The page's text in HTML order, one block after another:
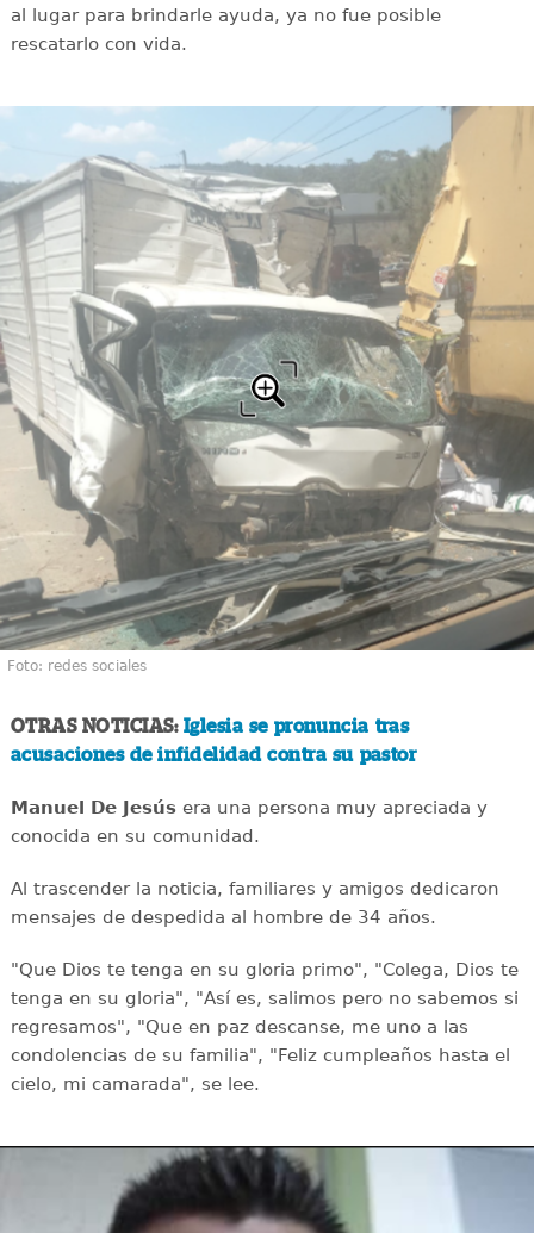
al lugar para brindarle ayuda, ya no fue posible
rescatarlo con vida.
Foto: redes sociales
OTRAS NOTICIAS: Iglesia se pronuncia tras
acusaciones de infidelidad contra su pastor
Manuel De Jesúsera una persona muy apreciada y
conocida en su comunidad.
Al trascender la noticia, familiares y amigos dedicaron
mensajes de despedida al hombre de 34 años.
"Que Dios te tenga en su gloria primo", "Colega, Dios te
tenga en su gloria", "Así es, salimos pero no sabemos si
regresamos", "Que en paz descanse, me uno a las
condolencias de su familia", "Feliz cumpleaños hasta el
cielo, mi camarada", se lee.